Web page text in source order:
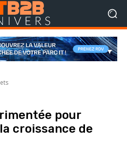
pour
croissance de